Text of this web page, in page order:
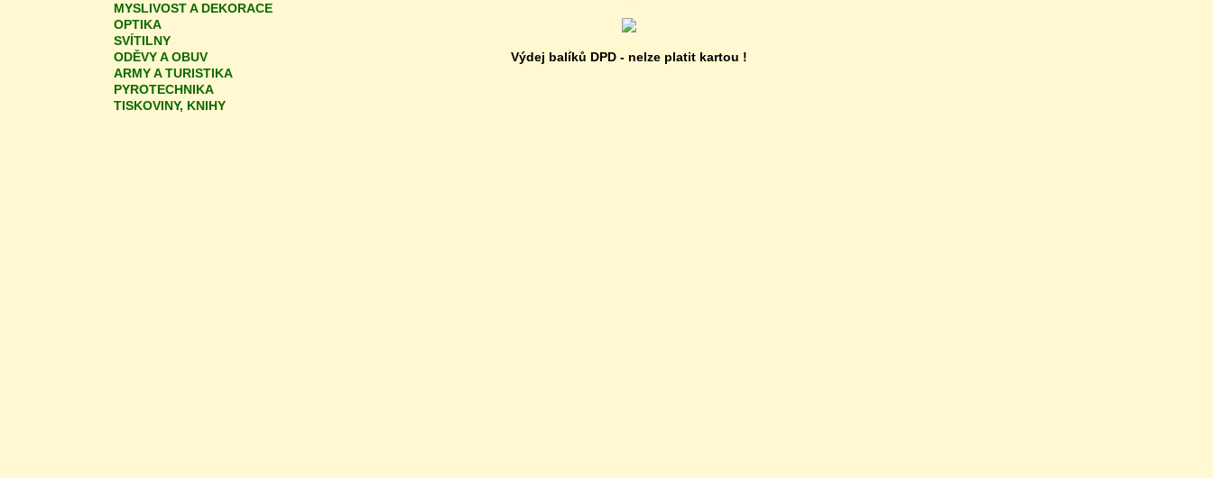
MYSLIVOST A DEKORACE
OPTIKA
SVÍTILNY
ODĚVY A OBUV
ARMY A TURISTIKA
PYROTECHNIKA
TISKOVINY, KNIHY
Výdej balíků DPD - nelze platit kartou !